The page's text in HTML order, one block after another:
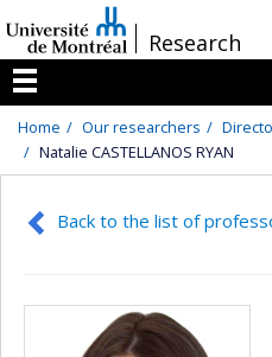
au
contenu
/Research
Menu
Home Our researchers
Natalie CASTELLANOS RYAN
Back to the list of